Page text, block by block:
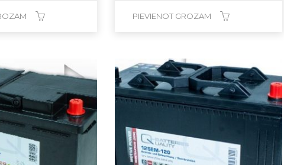
PIEVIENOT GROZAM